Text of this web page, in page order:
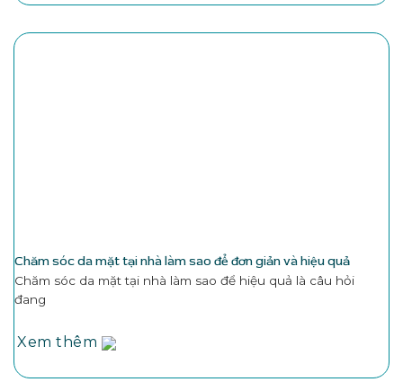
Chăm sóc da mặt tại nhà làm sao để đơn giản và hiệu quả
Chăm sóc da mặt tại nhà làm sao để hiệu quả là câu hỏi
đang
Xem thêm